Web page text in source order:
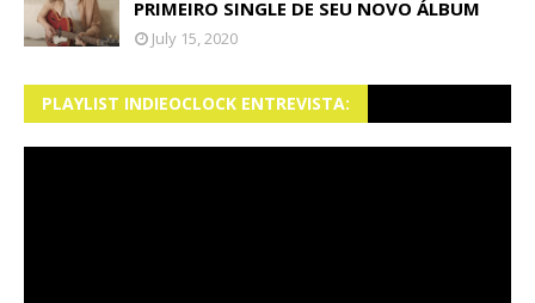
PRIMEIRO SINGLE DE SEU NOVO ÁLBUM
July 15, 2020
PLAYLIST INDIEOCLOCK ENTREVISTA: